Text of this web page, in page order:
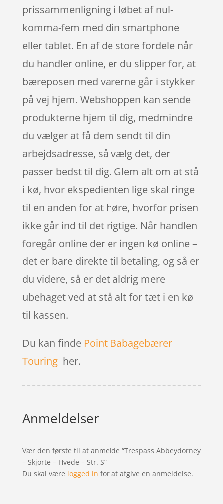
prissammenligning i løbet af nul-
komma-fem med din smartphone
eller tablet. En af de store fordele når
du handler online, er du slipper for, at
bæreposen med varerne går i stykker
på vej hjem. Webshoppen kan sende
produkterne hjem til dig, medmindre
du vælger at få dem sendt til din
arbejdsadresse, så vælg det, der
passer bedst til dig. Glem alt om at stå
i kø, hvor ekspedienten lige skal ringe
til en anden for at høre, hvorfor prisen
ikke går ind til det rigtige. Når handlen
foregår online der er ingen kø online –
det er bare direkte til betaling, og så er
du videre, så er det aldrig mere
ubehaget ved at stå alt for tæt i en kø
til kassen.
Du kan finde Point Babagebærer
Touringher.
Anmeldelser
Vær den første til at anmelde “Trespass Abbeydorney
– Skjorte – Hvede – Str. S”
Du skal være logged in for at afgive en anmeldelse.